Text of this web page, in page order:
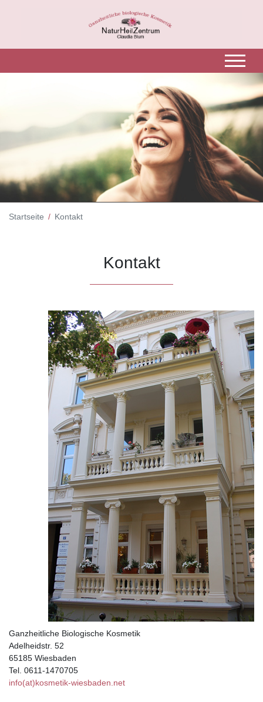
Startseite Kontakt
Kontakt
Ganzheitliche Biologische Kosmetik
Adelheidstr. 52
65185 Wiesbaden
Tel. 0611-1470705
info(at)kosmetik-wiesbaden.net